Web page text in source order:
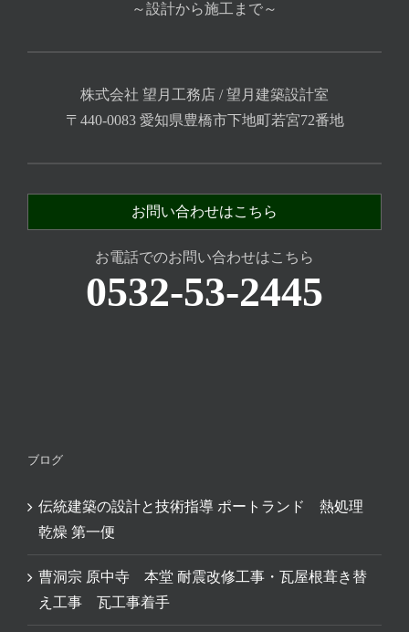
～設計から施工まで～
株式会社 望月工務店 / 望月建築設計室
〒440-0083 愛知県豊橋市下地町若宮72番地
お問い合わせはこちら
お電話でのお問い合わせはこちら
0532-53-2445
ブログ
伝統建築の設計と技術指導 ポートランド 熱処理
乾燥 第一便
曹洞宗 原中寺 本堂 耐震改修工事・瓦屋根葺き替
え工事 瓦工事着手